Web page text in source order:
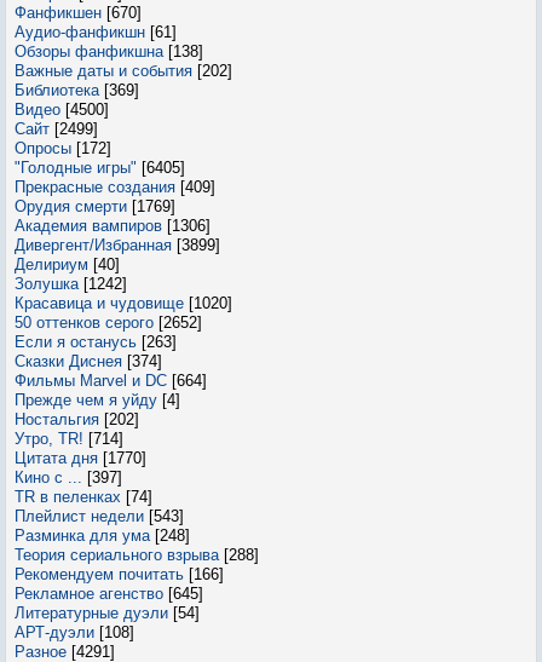
Фанфикшен [670]
Аудио-фанфикшн [61]
Обзоры фанфикшна [138]
Важные даты и события [202]
Библиотека [369]
Видео [4500]
Сайт [2499]
Опросы [172]
"Голодные игры" [6405]
Прекрасные создания [409]
Орудия смерти [1769]
Академия вампиров [1306]
Дивергент/Избранная [3899]
Делириум [40]
Золушка [1242]
Красавица и чудовище [1020]
50 оттенков серого [2652]
Если я останусь [263]
Сказки Диснея [374]
Фильмы Marvel и DC [664]
Прежде чем я уйду [4]
Ностальгия [202]
Утро, TR! [714]
Цитата дня [1770]
Кино с ... [397]
TR в пеленках [74]
Плейлист недели [543]
Разминка для ума [248]
Теория сериального взрыва [288]
Рекомендуем почитать [166]
Рекламное агенство [645]
Литературные дуэли [54]
АРТ-дуэли [108]
Разное [4291]